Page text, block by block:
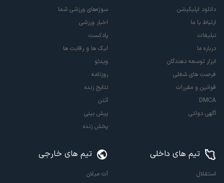
دانلود اپلیکیشن
ارتباط با ما
تبلیغات
درباره ما
ابزار توسعه دهندگان
فرصت های شغلی
قوانین و مقررات
DMCA
آگهی دولتی
سوژه‌های ورزشی شما
اخبار ورزشی
پادکست
لیگ ها و رقابت ها
ویدئو
روزنامه
نتایج زنده
آنتن
پیش بینی
پخش زنده
تیم های داخلی
استقلال
تیم های خارجی
آث میلان